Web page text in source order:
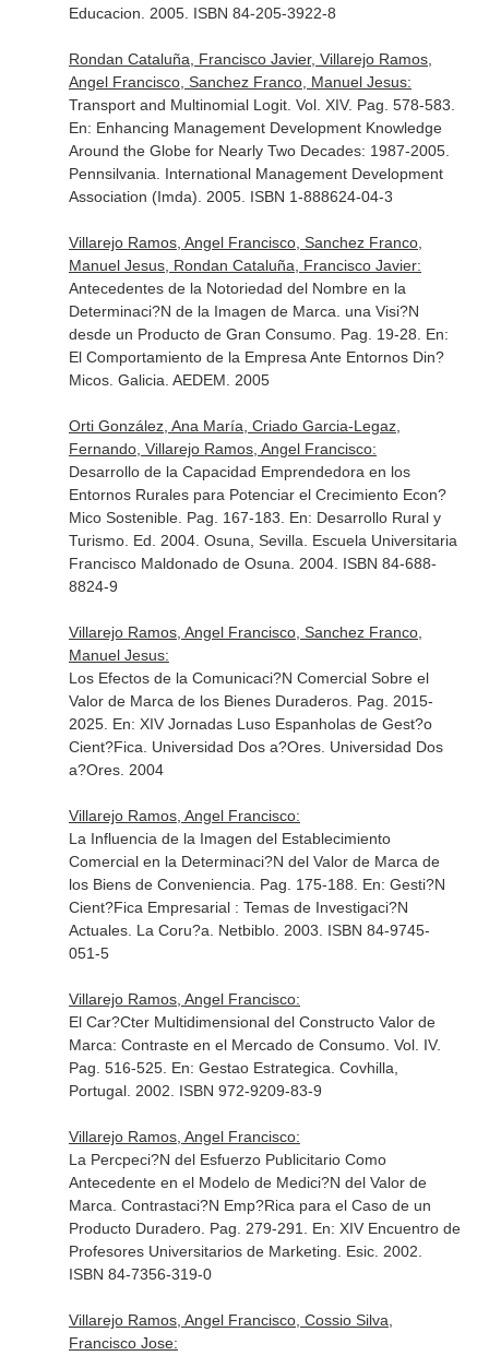
Educacion. 2005. ISBN 84-205-3922-8
Rondan Cataluña, Francisco Javier, Villarejo Ramos,
Angel Francisco, Sanchez Franco, Manuel Jesus:
Transport and Multinomial Logit. Vol. XIV. Pag. 578-583.
En: Enhancing Management Development Knowledge
Around the Globe for Nearly Two Decades: 1987-2005.
Pennsilvania. International Management Development
Association (Imda). 2005. ISBN 1-888624-04-3
Villarejo Ramos, Angel Francisco, Sanchez Franco,
Manuel Jesus, Rondan Cataluña, Francisco Javier:
Antecedentes de la Notoriedad del Nombre en la
Determinaci?N de la Imagen de Marca. una Visi?N
desde un Producto de Gran Consumo. Pag. 19-28. En:
El Comportamiento de la Empresa Ante Entornos Din?
Micos. Galicia. AEDEM. 2005
Orti González, Ana María, Criado Garcia-Legaz,
Fernando, Villarejo Ramos, Angel Francisco:
Desarrollo de la Capacidad Emprendedora en los
Entornos Rurales para Potenciar el Crecimiento Econ?
Mico Sostenible. Pag. 167-183. En: Desarrollo Rural y
Turismo. Ed. 2004. Osuna, Sevilla. Escuela Universitaria
Francisco Maldonado de Osuna. 2004. ISBN 84-688-
8824-9
Villarejo Ramos, Angel Francisco, Sanchez Franco,
Manuel Jesus:
Los Efectos de la Comunicaci?N Comercial Sobre el
Valor de Marca de los Bienes Duraderos. Pag. 2015-
2025. En: XIV Jornadas Luso Espanholas de Gest?o
Cient?Fica . Universidad Dos a?Ores. Universidad Dos
a?Ores. 2004
Villarejo Ramos, Angel Francisco:
La Influencia de la Imagen del Establecimiento
Comercial en la Determinaci?N del Valor de Marca de
los Biens de Conveniencia. Pag. 175-188. En: Gesti?N
Cient?Fica Empresarial : Temas de Investigaci?N
Actuales. La Coru?a. Netbiblo. 2003. ISBN 84-9745-
051-5
Villarejo Ramos, Angel Francisco:
El Car?Cter Multidimensional del Constructo Valor de
Marca: Contraste en el Mercado de Consumo. Vol. IV.
Pag. 516-525. En: Gestao Estrategica . Covhilla,
Portugal. 2002. ISBN 972-9209-83-9
Villarejo Ramos, Angel Francisco:
La Percpeci?N del Esfuerzo Publicitario Como
Antecedente en el Modelo de Medici?N del Valor de
Marca. Contrastaci?N Emp?Rica para el Caso de un
Producto Duradero. Pag. 279-291. En: XIV Encuentro de
Profesores Universitarios de Marketing . Esic. 2002.
ISBN 84-7356-319-0
Villarejo Ramos, Angel Francisco, Cossio Silva,
Francisco Jose: